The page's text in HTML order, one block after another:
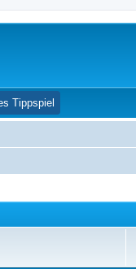
Tippspiel